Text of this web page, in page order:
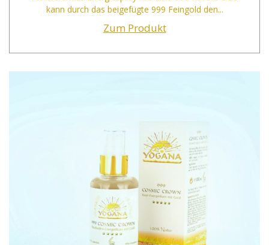
kann durch das beigefügte 999 Feingold den...
Zum Produkt